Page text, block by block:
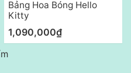
Bảng Hoa Bóng Hello
Kitty
1,090,000₫